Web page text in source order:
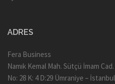
ADRES
Fera Business
Namık Kemal Mah. Sütçü İmam Cad.
No: 28 K: 4 D:29 Ümraniye – İstanbul